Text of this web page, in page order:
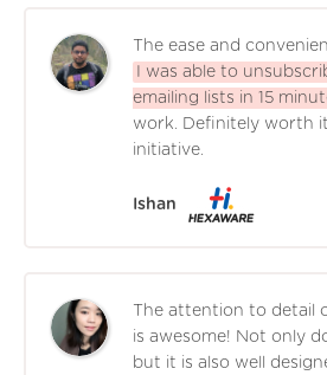
The ease and
I was able to
emailing lists in 15
work. Definitely worth
initiative.
Ishan
The attention to detail
is awesome! Not only
but it is also well